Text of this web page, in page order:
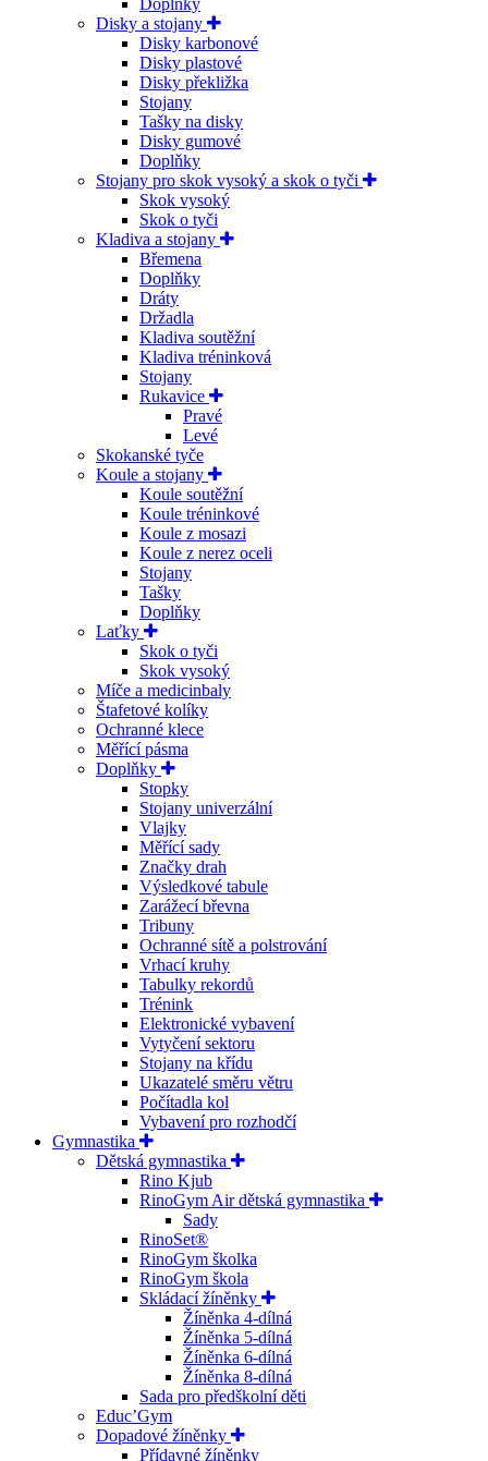
Doplňky
Disky a stojany
Disky karbonové
Disky plastové
Disky překližka
Stojany
Tašky na disky
Disky gumové
Doplňky
Stojany pro skok vysoký a skok o tyči
Skok vysoký
Skok o tyči
Kladiva a stojany
Břemena
Doplňky
Dráty
Držadla
Kladiva soutěžní
Kladiva tréninková
Stojany
Rukavice
Pravé
Levé
Skokanské tyče
Koule a stojany
Koule soutěžní
Koule tréninkové
Koule z mosazi
Koule z nerez oceli
Stojany
Tašky
Doplňky
Laťky
Skok o tyči
Skok vysoký
Míče a medicinbaly
Štafetové kolíky
Ochranné klece
Měřící pásma
Doplňky
Stopky
Stojany univerzální
Vlajky
Měřící sady
Značky drah
Výsledkové tabule
Zarážecí břevna
Tribuny
Ochranné sítě a polstrování
Vrhací kruhy
Tabulky rekordů
Trénink
Elektronické vybavení
Vytyčení sektoru
Stojany na křídu
Ukazatelé směru větru
Počítadla kol
Vybavení pro rozhodčí
Gymnastika
Dětská gymnastika
Rino Kjub
RinoGym Air dětská gymnastika
Sady
RinoSet®
RinoGym školka
RinoGym škola
Skládací žíněnky
Žíněnka 4-dílná
Žíněnka 5-dílná
Žíněnka 6-dílná
Žíněnka 8-dílná
Sada pro předškolní děti
Educ’Gym
Dopadové žíněnky
Přídavné žíněnky